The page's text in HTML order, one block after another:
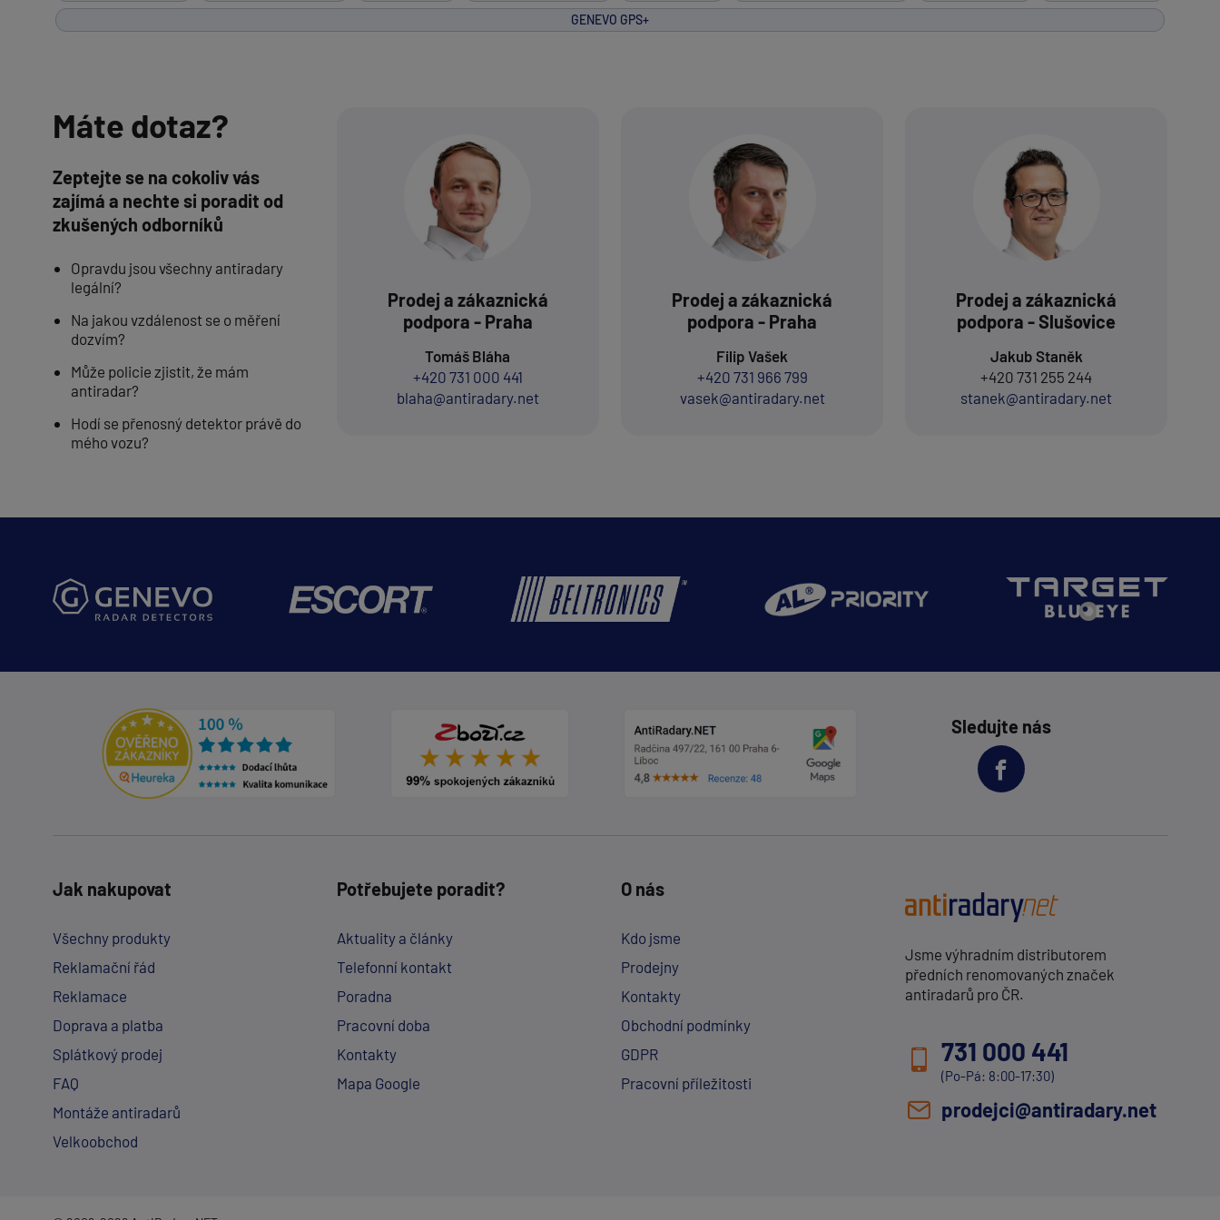
GENEVO GPS+
Máte dotaz?
Zeptejte se na cokoliv vás
zajímá a nechte si poradit od
zkušených odborníků
Opravdu jsou všechny antiradary
legální?
Na jakou vzdálenost se o měření
dozvím?
Může policie zjistit, že mám
antiradar?
Hodí se přenosný detektor právě do
mého vozu?
Prodej a zákaznická
podpora - Praha
Tomáš Bláha
+420 731 000 441
blaha@antiradary.net
Prodej a zákaznická
podpora - Praha
Filip Vašek
+420 731 966 799
vasek@antiradary.net
Prodej a zákaznická
podpora - Slušovice
Jakub Staněk
+420 731 255 244
stanek@antiradary.net
Sledujte nás
Jak nakupovat
Všechny produkty
Reklamační řád
Reklamace
Doprava a platba
Splátkový prodej
FAQ
Montáže antiradarů
Velkoobchod
Potřebujete poradit?
Aktuality a články
Telefonní kontakt
Poradna
Pracovní doba
Kontakty
Mapa Google
O nás
Kdo jsme
Prodejny
Kontakty
Obchodní podmínky
GDPR
Pracovní příležitosti
Jsme výhradním distributorem
předních renomovaných značek
antiradarů pro ČR.
731 000 441
(Po-Pá: 8:00-17:30)
prodejci@antiradary.net